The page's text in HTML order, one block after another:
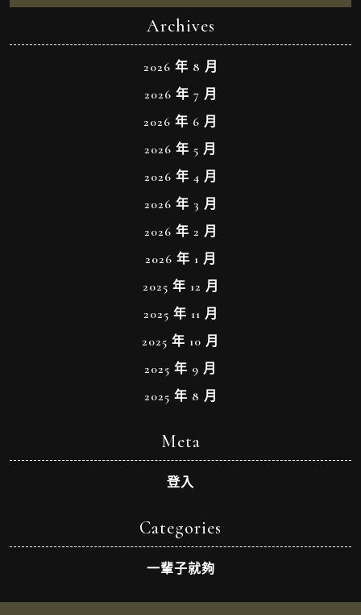
Archives
2026 年 8 月
2026 年 7 月
2026 年 6 月
2026 年 5 月
2026 年 4 月
2026 年 3 月
2026 年 2 月
2026 年 1 月
2025 年 12 月
2025 年 11 月
2025 年 10 月
2025 年 9 月
2025 年 8 月
Meta
登入
Categories
一輩子就夠